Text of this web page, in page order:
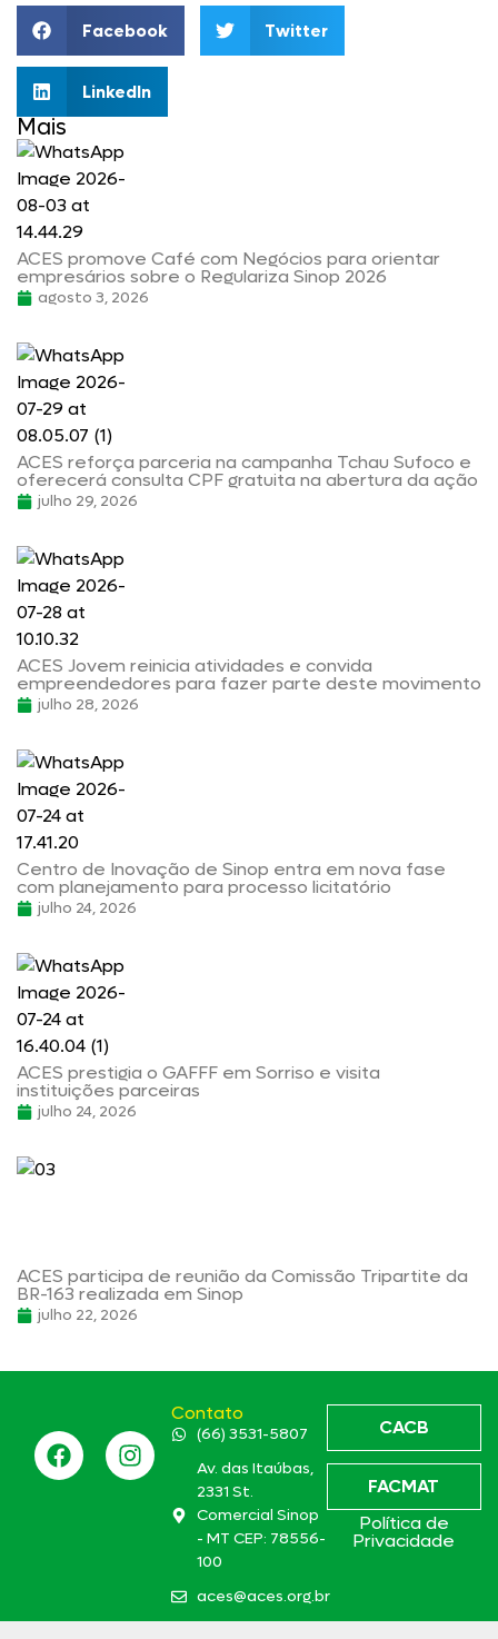
Facebook Twitter
LinkedIn
Mais
ACES promove Café com Negócios para orientar
empresários sobre o Regulariza Sinop 2026
agosto 3, 2026
ACES reforça parceria na campanha Tchau Sufoco e
oferecerá consulta CPF gratuita na abertura da ação
julho 29, 2026
ACES Jovem reinicia atividades e convida
empreendedores para fazer parte deste movimento
julho 28, 2026
Centro de Inovação de Sinop entra em nova fase
com planejamento para processo licitatório
julho 24, 2026
ACES prestigia o GAFFF em Sorriso e visita
instituições parceiras
julho 24, 2026
ACES participa de reunião da Comissão Tripartite da
BR-163 realizada em Sinop
julho 22, 2026
Contato
(66) 3531-5807
Av. das Itaúbas,
2331 St.
Comercial Sinop
- MT CEP: 78556-
100
aces@aces.org.br
CACB
FACMAT
Política de
Privacidade